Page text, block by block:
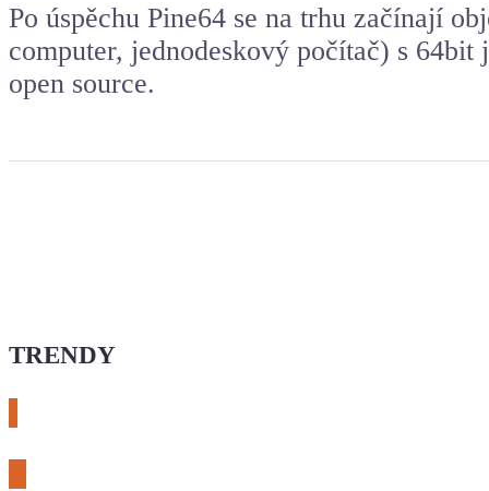
Po úspěchu Pine64 se na trhu začínají
computer, jednodeskový počítač) s
open source.
TRENDY